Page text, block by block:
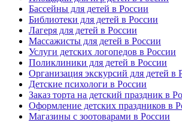
Бассейны для детей в России
Библиотеки для детей в России
Лагеря для детей в России
Массажисты для детей в России
Услуги детских логопедов в России
Поликлиники для детей в России
Организация экскурсий для детей в
Детские психологи в России
Заказ торта на детский праздник в
Оформление детских праздников в
Магазины с зоотоварами в России